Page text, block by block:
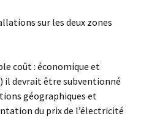
sur les deux zones
coût : économique et
il devrait être subventionné
géographiques et
du prix de l’électricité